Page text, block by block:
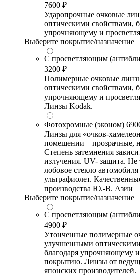
7600 ₽
Ударопрочные очковые
оптическими свойствами,
упрочняющему и
Выберите покрытие/назначение
С просветляющим
3200 ₽
Полимерные очковые
оптическими свойствами,
упрочняющему и
Линзы Kodak.
Фотохромные (эконом)
Линзы для «очков-
помещении – прозрачные,
Степень затемнения
излучения. UV- защита.
лобовое стекло
ультрафиолет.
производства Ю.-В. Азии
Выберите покрытие/назначение
С просветляющим
4900 ₽
Утонченные полимерные
улучшенными
благодаря упрочняющему
покрытию. Линзы от
японских производителей.